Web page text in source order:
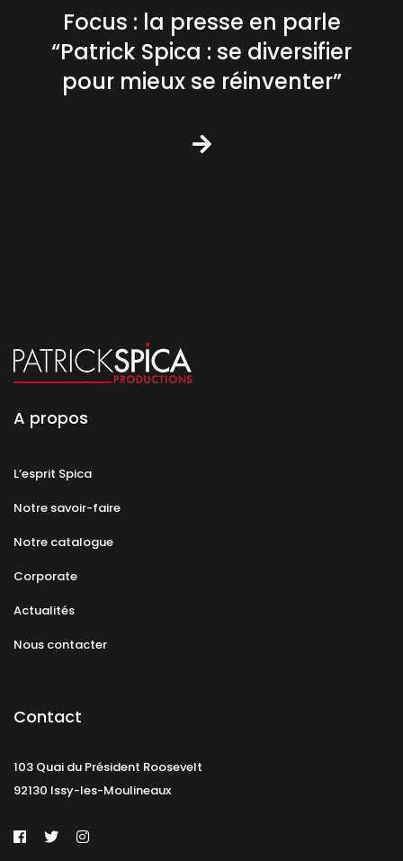
Focus : la presse en parle
“Patrick Spica : se diversifier
pour mieux se réinventer”
A propos
L’esprit Spica
Notre savoir-faire
Notre catalogue
Corporate
Actualités
Nous contacter
Contact
103 Quai du Président Roosevelt
92130 Issy-les-Moulineaux